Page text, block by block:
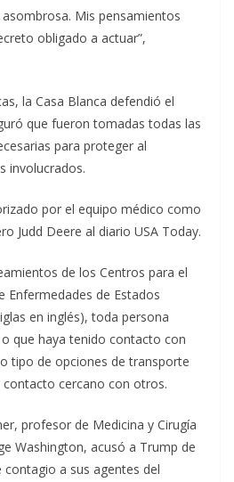
Mis pensamientos
obligado a actuar”,
la Casa Blanca defendió el
que fueron tomadas todas las
para proteger al
involucrados.
por el equipo médico como
Judd Deere al diario USA Today.
de los Centros para el
Enfermedades de Estados
en inglés), toda persona
que haya tenido contacto con
tipo de opciones de transporte
cercano con otros.
profesor de Medicina y Cirugía
Washington, acusó a Trump de
a sus agentes del